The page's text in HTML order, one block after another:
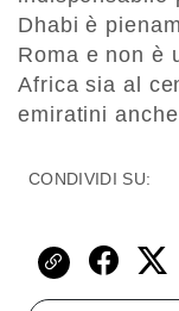
Dhabi è
Roma e non è
Africa sia al
emiratini
CONDIVIDI SU: